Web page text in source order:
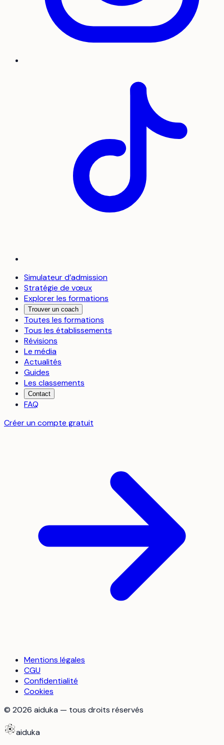
Simulateur d’admission
Stratégie de vœux
Explorer les formations
Trouver un coach
Toutes les formations
Tous les établissements
Révisions
Le média
Actualités
Guides
Les classements
Contact
FAQ
Créer un compte gratuit
Mentions légales
CGU
Confidentialité
Cookies
© 2026 aiduka — tous droits réservés
aiduka